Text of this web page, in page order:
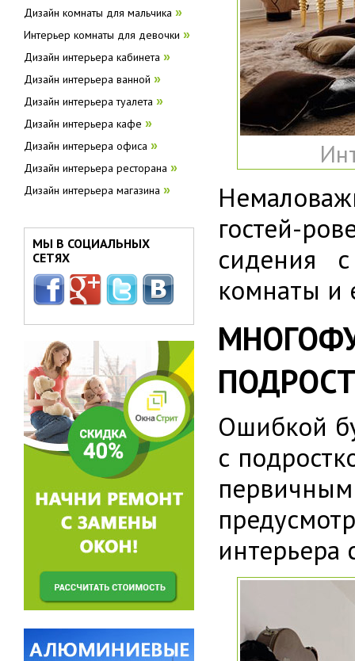
гостей-
сидения
комнаты и
Ошибкой
с
интерьера
Дизайн комнаты для мальчика »
Интерьер комнаты для девочки »
Дизайн интерьера кабинета »
Дизайн интерьера ванной »
Дизайн интерьера туалета »
Дизайн интерьера кафе »
Дизайн интерьера офиса »
Дизайн интерьера ресторана »
Дизайн интерьера магазина »
МЫ В СОЦИАЛЬНЫХ
СЕТЯХ